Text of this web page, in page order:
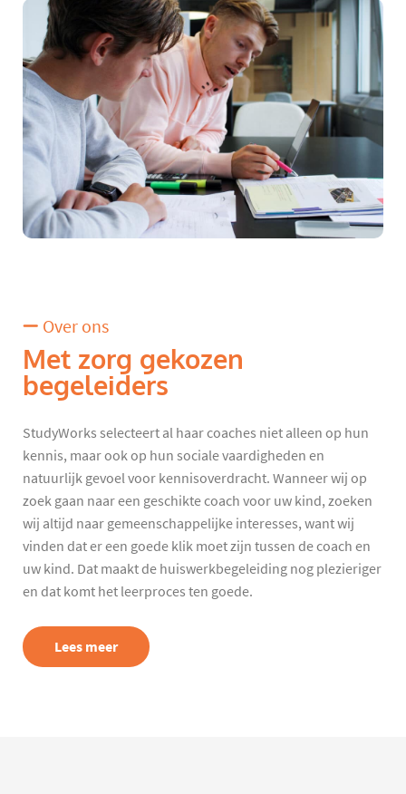
Over ons
Met zorg gekozen
begeleiders
StudyWorks selecteert al haar coaches niet alleen op hun
kennis, maar ook op hun sociale vaardigheden en
natuurlijk gevoel voor kennisoverdracht. Wanneer wij op
zoek gaan naar een geschikte coach voor uw kind, zoeken
wij altijd naar gemeenschappelijke interesses, want wij
vinden dat er een goede klik moet zijn tussen de coach en
uw kind. Dat maakt de huiswerkbegeleiding nog plezieriger
en dat komt het leerproces ten goede.
Lees meer